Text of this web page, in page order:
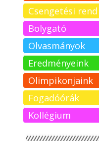
Csengetési rend
Bolygató
Olvasmányok
Eredményeink
Olimpikonjaink
Fogadóórák
Kollégium